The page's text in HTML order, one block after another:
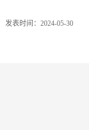
发表时间：2024-05-30